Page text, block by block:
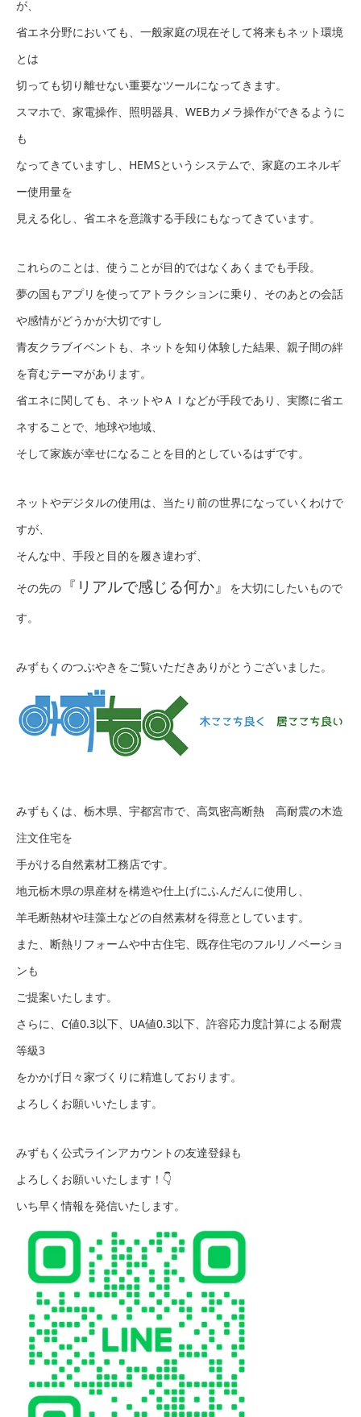
が、
省エネ分野においても、一般家庭の現在そして将来もネット環境
とは
切っても切り離せない重要なツールになってきます。
スマホで、家電操作、照明器具、WEBカメラ操作ができるように
も
なってきていますし、HEMSというシステムで、家庭のエネルギ
ー使用量を
見える化し、省エネを意識する手段にもなってきています。
これらのことは、使うことが目的ではなくあくまでも手段。
夢の国もアプリを使ってアトラクションに乗り、そのあとの会話
や感情がどうかが大切ですし
青友クラブイベントも、ネットを知り体験した結果、親子間の絆
を育むテーマがあります。
省エネに関しても、ネットやＡＩなどが手段であり、実際に省エ
ネすることで、地球や地域、
そして家族が幸せになることを目的としているはずです。
ネットやデジタルの使用は、当たり前の世界になっていくわけで
すが、
そんな中、手段と目的を履き違わず、
その先の 『リアルで感じる何か』
を大切にしたいもので
す。
みずもくのつぶやきをご覧いただきありがとうございました。
みずもくは、栃木県、宇都宮市で、高気密高断熱 高耐震の木造
注文住宅を
手がける自然素材工務店です。
地元栃木県の県産材を構造や仕上げにふんだんに使用し、
羊毛断熱材や珪藻土などの自然素材を得意としています。
また、断熱リフォームや中古住宅、既存住宅のフルリノベーショ
ンも
ご提案いたします。
さらに、C値0.3以下、UA値0.3以下、許容応力度計算による耐震
等級3
をかかげ日々家づくりに精進しております。
よろしくお願いいたします。
みずもく公式ラインアカウントの友達登録も
よろしくお願いいたします！👇
いち早く情報を発信いたします。